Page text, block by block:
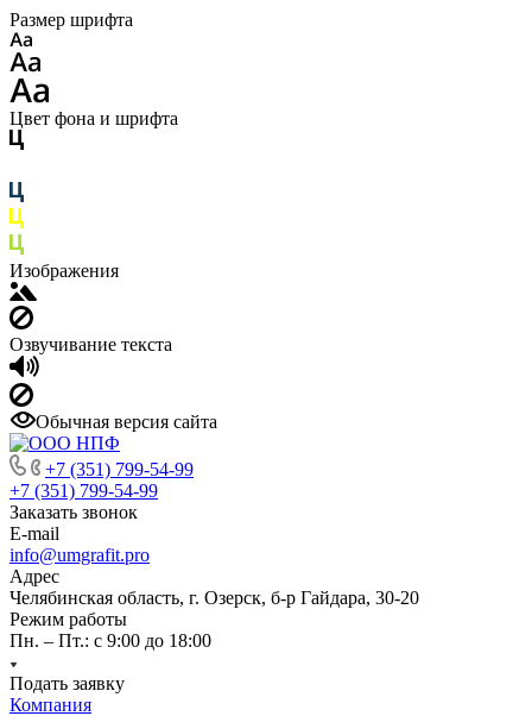
Размер шрифта
Цвет фона и шрифта
Изображения
Озвучивание текста
Обычная версия сайта
+7 (351) 799-54-99
+7 (351) 799-54-99
Заказать звонок
E-mail
info@umgrafit.pro
Адрес
Челябинская область, г. Озерск, б-р Гайдара, 30-20
Режим работы
Пн. – Пт.: с 9:00 до 18:00
Подать заявку
Компания